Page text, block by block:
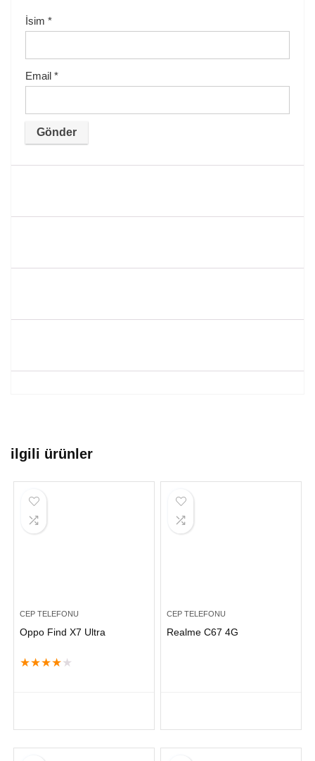
İsim *
Email *
ilgili ürünler
CEP TELEFONU
Oppo Find X7 Ultra
★★★★ ★
CEP TELEFONU
Realme C67 4G